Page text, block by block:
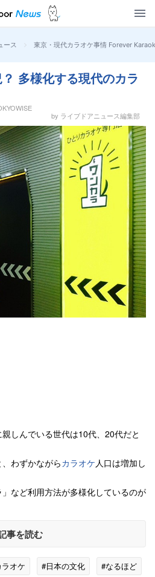
ース > 東京・現代カラオケ事情 Forever
多様化する現代のカラ
by ライブドアニュース編集部
親しんでいる世代は10代、20代だと
わずかながらカラオケ人口は増加し
」など利用方法が多様化しているのが
事を読む
オケ #日本の文化 #なるほど